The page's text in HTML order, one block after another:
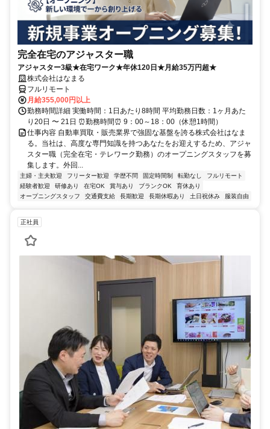
完全在宅のアジャスター職
アジャスター3級★在宅ワーク★年休120日★月給35万円超★
株式会社はなまる
フルリモート
月給355,000円以上
勤務時間詳細 実働時間：1日あたり8時間 平均勤務日数：1ヶ月あた
り20日 〜 21日 ⏰勤務時間⏰ 9：00～18：00（休憩1時間）
仕事内容 自動車買取・販売業界で強固な基盤を誇る株式会社はなま
る。当社は、高度な専門知識を持つあなたをお迎えするため、アジャ
スター職（完全在宅・テレワーク勤務）のオープニングスタッフを募
集します。外回...
主婦・主夫歓迎 フリーター歓迎 学歴不問 固定時間制 転勤なし
フルリモート
経験者歓迎
研修あり 在宅OK 賞与あり ブランクOK
育休あり
オープニングスタッフ
交通費支給 長期歓迎 長期休暇あり 土日祝休み 服装自由
正社員